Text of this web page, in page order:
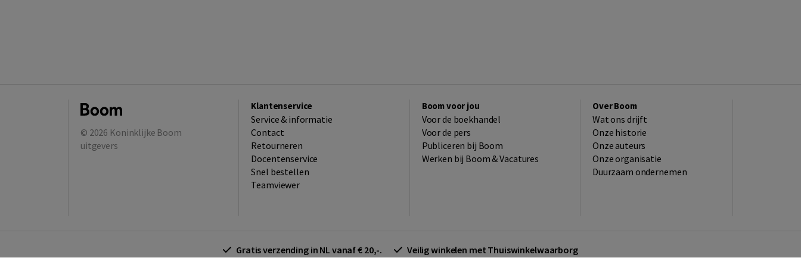
© 2026 Koninklijke Boom
uitgevers
Klantenservice
Service & informatie
Contact
Retourneren
Docentenservice
Snel bestellen
Teamviewer
Boom voor jou
Voor de boekhandel
Voor de pers
Publiceren bij Boom
Werken bij Boom & Vacatures
Over Boom
Wat ons drijft
Onze historie
Onze auteurs
Onze organisatie
Duurzaam ondernemen
Gratis verzending in NL vanaf € 20,-. Veilig winkelen met Thuiswinkelwaarborg